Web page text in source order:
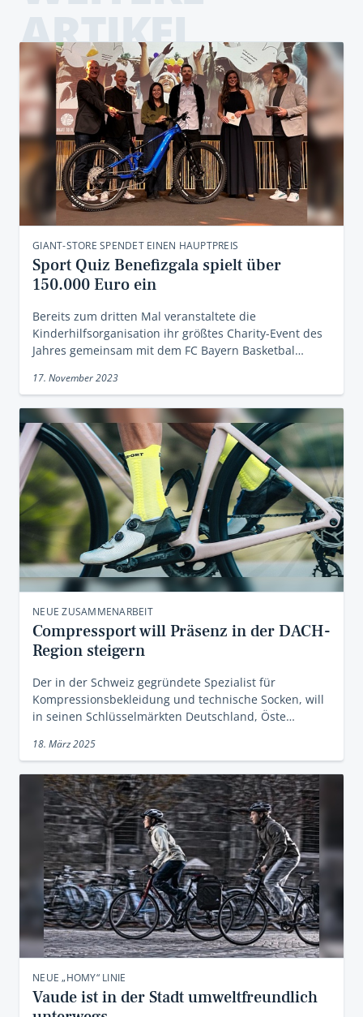
ARTIKEL
GIANT-STORE SPENDET EINEN HAUPTPREIS
Sport Quiz Benefizgala spielt über
150.000 Euro ein
Bereits zum dritten Mal veranstaltete die
Kinderhilfsorganisation ihr größtes Charity-Event des
Jahres gemeinsam mit dem FC Bayern Basketbal…
17. November 2023
NEUE ZUSAMMENARBEIT
Compressport will Präsenz in der DACH-
Region steigern
Der in der Schweiz gegründete Spezialist für
Kompressionsbekleidung und technische Socken, will
in seinen Schlüsselmärkten Deutschland, Öste…
18. März 2025
NEUE „HOMY“ LINIE
Vaude ist in der Stadt umweltfreundlich